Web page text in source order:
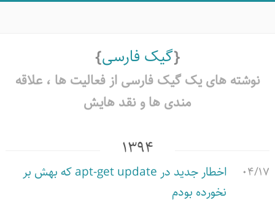
گیک فارسی
نوشته های یک گیک فارسی از فعالیت ها ،‌ علاقه
مندی ها و نقد هایش
۱۳۹۴
۰۴/۱۷
اخطار جدید در apt-get update که بهش بر
نخورده بودم